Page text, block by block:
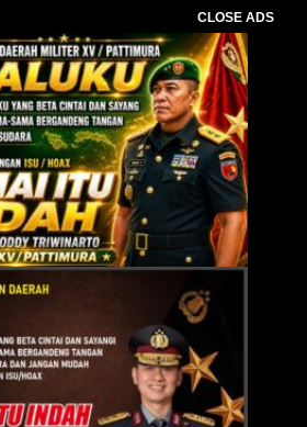
CLOSE ADS